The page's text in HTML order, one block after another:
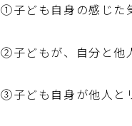
①子ども自身の感じた
②子どもが、自分と他
③子ども自身が他人と